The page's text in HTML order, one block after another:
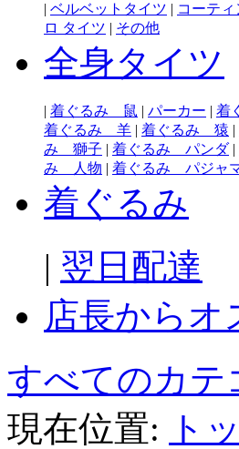
| ベルベットタイツ | コーテ
ロ タイツ | その他
全身タイツ
| 着ぐるみ 鼠 | パーカー | 着
着ぐるみ 羊 | 着ぐるみ 猿 |
み 獅子 | 着ぐるみ パンダ |
み 人物 | 着ぐるみ パジャ
着ぐるみ
| 翌日配達
店長からオ
すべてのカテ
現在位置:
ト